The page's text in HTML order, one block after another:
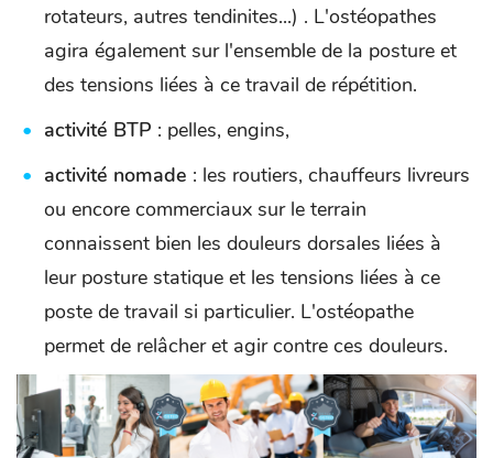
rotateurs, autres tendinites...) . L'ostéopathes
agira également sur l'ensemble de la posture et
des tensions liées à ce travail de répétition.
activité BTP : pelles, engins,
activité nomade : les routiers, chauffeurs livreurs
ou encore commerciaux sur le terrain
connaissent bien les douleurs dorsales liées à
leur posture statique et les tensions liées à ce
poste de travail si particulier. L'ostéopathe
permet de relâcher et agir contre ces douleurs.